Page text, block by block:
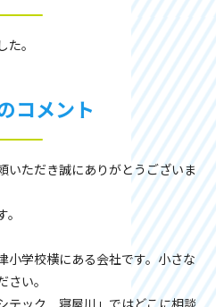
。
コメント
いただき誠にありがとうございま
小学校横にある会社です。小さな
い。